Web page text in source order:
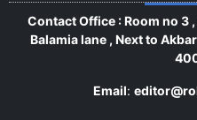
Contact Office : Room no 3
Balamia lane , Next to
Email: